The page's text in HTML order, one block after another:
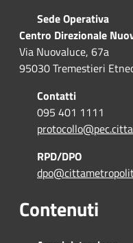
Sede Operativa
Centro Direzionale
Via Nuovaluce, 67a
95030 Tremestieri
Contatti
095 401 1111
RPD/DPO
Contenuti